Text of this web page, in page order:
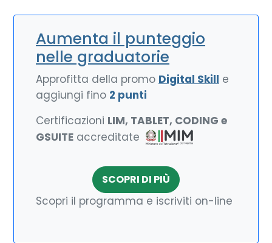
Aumenta il punteggio
nelle graduatorie
Approfitta della promo Digital Skill e
aggiungi fino 2 punti
Certificazioni LIM, TABLET, CODING e
GSUITE accreditate
SCOPRI DI PIÙ
Scopri il programma e iscriviti on-line